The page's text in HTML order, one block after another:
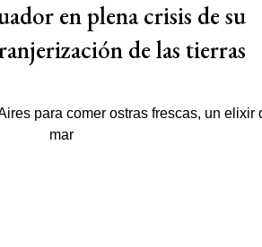
en plena crisis de su
de las tierras